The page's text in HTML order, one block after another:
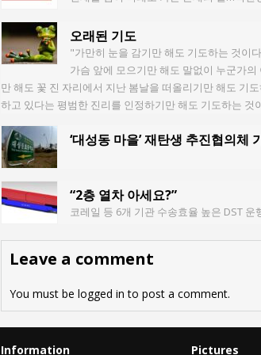
오래된 기도
"가만히 눈을 감기만 해도 기도하는 것이
가슴 앞에 모으기만 해도 말없이 누군가
만 해도 꽃 진 자리에서 지난 봄날을 떠올리기만 해도 기
하고 있다는 평범한 진리를 인정하기만 해도 기도하는 것
‘대성동 마을’ 재탄생 추진협의체
“2층 열차 아세요?”
코레일 등 6개 기관 수송효율 높은 DST 운
Leave a comment
You must be logged in to post a comment.
Information Pictures